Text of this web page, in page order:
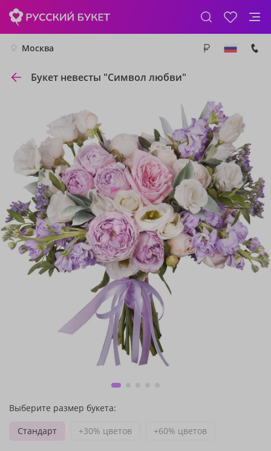
Москва
Букет невесты "Символ любви"
Выберите размер букета:
Стандарт
+30% цветов +60% цветов